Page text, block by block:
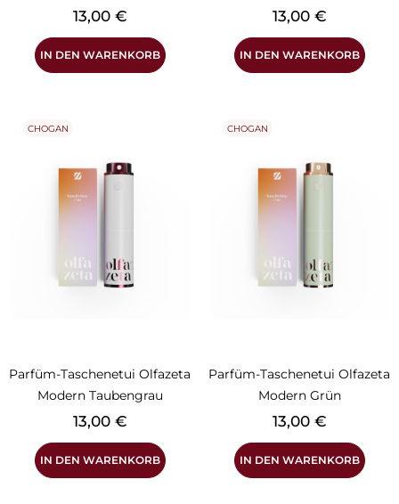
Preis
13,00 €
IN DEN WARENKORB
Preis
13,00 €
IN DEN WARENKORB
Parfüm-Taschenetui Olfazeta
Modern Taubengrau
Preis
13,00 €
IN DEN WARENKORB
CHOGAN
Parfüm-Taschenetui Olfazeta
Modern Grün
Preis
13,00 €
IN DEN WARENKORB
CHOGAN